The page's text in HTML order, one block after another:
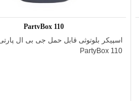
اضافه به مقایسه
PartyBox 110
اسپیکر بلوتوثی قابل حمل جی بی ال
PartyBox 110